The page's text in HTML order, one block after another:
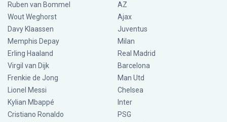
Ruben van Bommel
Wout Weghorst
Davy Klaassen
Memphis Depay
Erling Haaland
Virgil van Dijk
Frenkie de Jong
Lionel Messi
Kylian Mbappé
Cristiano Ronaldo
AZ
Ajax
Juventus
Milan
Real Madrid
Barcelona
Man Utd
Chelsea
Inter
PSG